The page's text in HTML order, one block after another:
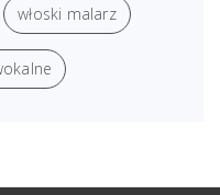
włoski malarz